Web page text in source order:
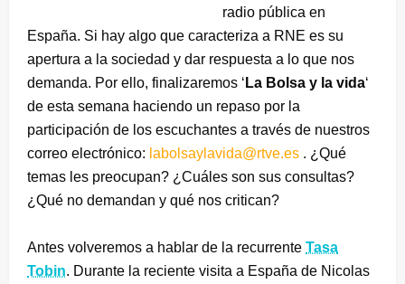
radio pública en
España. Si hay algo que caracteriza a RNE es su
apertura a la sociedad y dar respuesta a lo que nos
demanda. Por ello, finalizaremos ‘ La Bolsa y la vida‘
de esta semana haciendo un repaso por la
participación de los escuchantes a través de nuestros
correo electrónico: labolsaylavida@rtve.es . ¿Qué
temas les preocupan? ¿Cuáles son sus consultas?
¿Qué no demandan y qué nos critican?
Antes volveremos a hablar de la recurrente Tasa
Tobin. Durante la reciente visita a España de Nicolas